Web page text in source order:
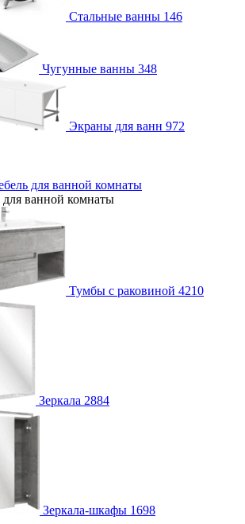
Стальные ванны 146
Чугунные ванны 348
Экраны для ванн 972
для ванной комнаты
ванной комнаты
Тумбы с раковиной 4210
Зеркала 2884
Зеркала-шкафы 1698